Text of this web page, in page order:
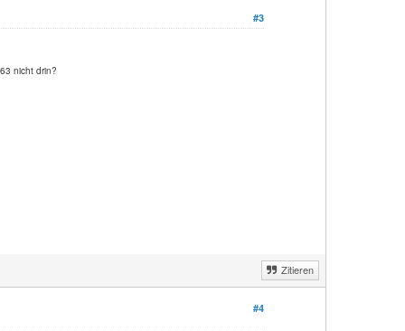
#3
nicht drin?
Zitieren
#4